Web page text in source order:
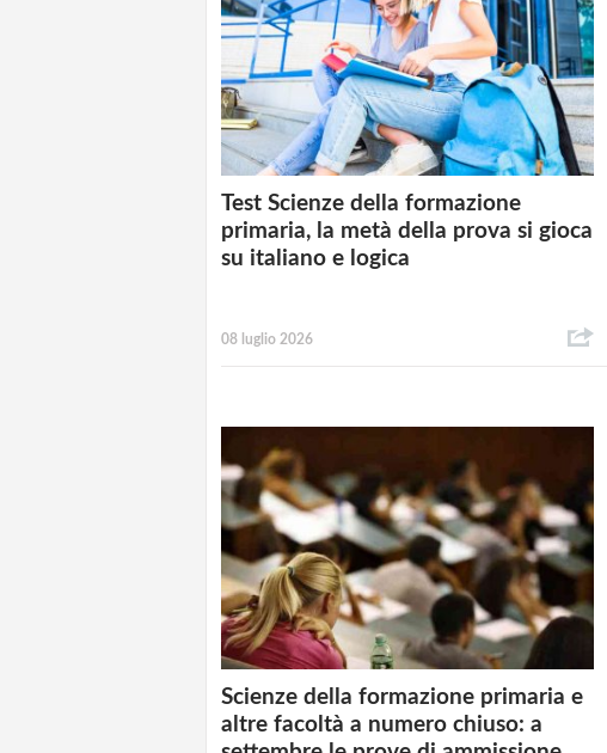
Test Scienze della formazione
primaria, la metà della prova si gioca
su italiano e logica
08 luglio 2026
Scienze della formazione primaria e
altre facoltà a numero chiuso: a